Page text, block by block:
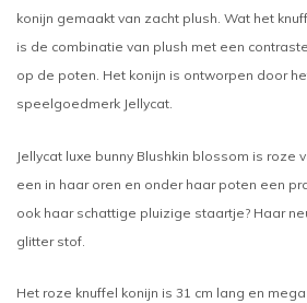
konijn gemaakt van zacht plush. Wat het
is de combinatie van plush met een
op de poten. Het konijn is ontworpen door
speelgoedmerk Jellycat.
Jellycat luxe bunny Blushkin blossom is roze
een in haar oren en onder haar poten een
ook haar schattige pluizige staartje? Haar
glitter stof.
Het roze knuffel konijn is 31 cm lang en